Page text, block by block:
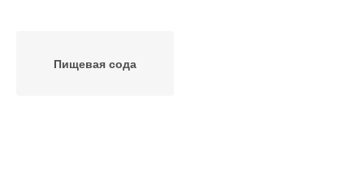
Пищевая сода